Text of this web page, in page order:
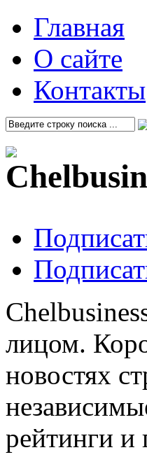
Главная
О сайте
Контакты
лицом.
новостях
рейтинги и